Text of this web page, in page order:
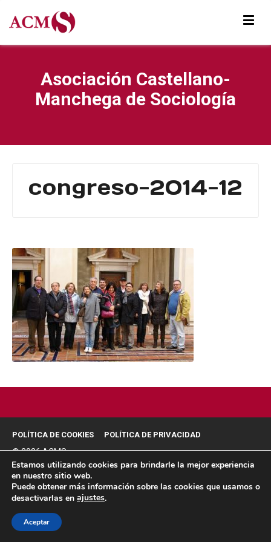
Asociación Castellano-
Manchega de Sociología
congreso-2014-12
POLÍTICA DE COOKIES POLÍTICA DE PRIVACIDAD
© 2026 ACMS.
Estamos utilizando cookies para brindarle la mejor experiencia
en nuestro sitio web.
Puede obtener más información sobre las cookies que usamos o
desactivarlas en ajustes.
Aceptar